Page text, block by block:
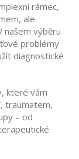
rámec,
ale
našem výběru
problémy
diagnostické
které vám
traumatem,
– od